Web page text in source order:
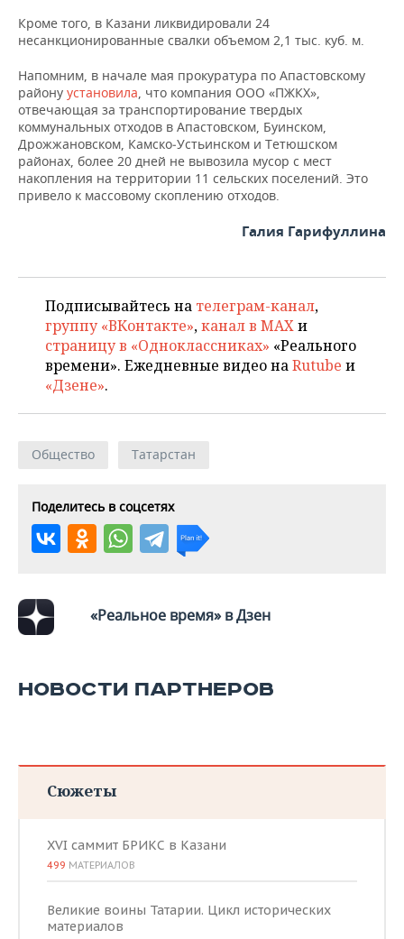
Кроме того, в Казани ликвидировали 24
несанкционированные свалки объемом 2,1 тыс. куб. м.
Напомним, в начале мая прокуратура по Апастовскому
району установила, что компания ООО «ПЖКХ»,
отвечающая за транспортирование твердых
коммунальных отходов в Апастовском, Буинском,
Дрожжановском, Камско‑Устьинском и Тетюшском
районах, более 20 дней не вывозила мусор с мест
накопления на территории 11 сельских поселений. Это
привело к массовому скоплению отходов.
Галия Гарифуллина
Подписывайтесь на телеграм-канал,
группу «ВКонтакте»,канал в MAXи
страницу в «Одноклассниках» «Реального
времени». Ежедневные видео наRutube и
«Дзене».
Общество Татарстан
Поделитесь в соцсетях
«Реальное время» в Дзен
НОВОСТИ ПАРТНЕРОВ
Сюжеты
XVI саммит БРИКС в Казани
499 МАТЕРИАЛОВ
Великие воины Татарии. Цикл исторических
материалов